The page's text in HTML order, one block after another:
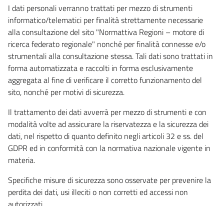
I dati personali verranno trattati per mezzo di strumenti
informatico/telematici per finalità strettamente necessarie
alla consultazione del sito "Normattiva Regioni – motore di
ricerca federato regionale" nonché per finalità connesse e/o
strumentali alla consultazione stessa. Tali dati sono trattati in
forma automatizzata e raccolti in forma esclusivamente
aggregata al fine di verificare il corretto funzionamento del
sito, nonché per motivi di sicurezza.
Il trattamento dei dati avverrà per mezzo di strumenti e con
modalità volte ad assicurare la riservatezza e la sicurezza dei
dati, nel rispetto di quanto definito negli articoli 32 e ss. del
GDPR ed in conformità con la normativa nazionale vigente in
materia.
Specifiche misure di sicurezza sono osservate per prevenire la
perdita dei dati, usi illeciti o non corretti ed accessi non